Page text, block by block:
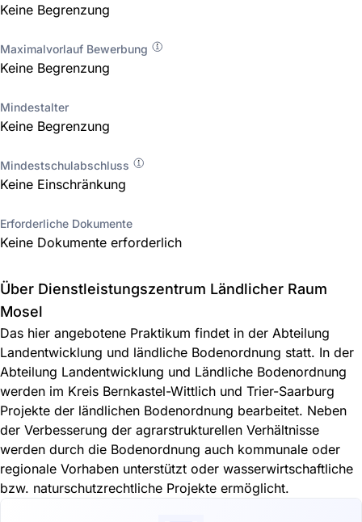
Keine Begrenzung
Maximalvorlauf Bewerbung
Keine Begrenzung
Mindestalter
Keine Begrenzung
Mindestschulabschluss
Keine Einschränkung
Erforderliche Dokumente
Keine Dokumente erforderlich
Über Dienstleistungszentrum Ländlicher Raum
Mosel
Das hier angebotene Praktikum findet in der Abteilung
Landentwicklung und ländliche Bodenordnung statt. In der
Abteilung Landentwicklung und Ländliche Bodenordnung
werden im Kreis Bernkastel-Wittlich und Trier-Saarburg
Projekte der ländlichen Bodenordnung bearbeitet. Neben
der Verbesserung der agrarstrukturellen Verhältnisse
werden durch die Bodenordnung auch kommunale oder
regionale Vorhaben unterstützt oder wasserwirtschaftliche
bzw. naturschutzrechtliche Projekte ermöglicht.